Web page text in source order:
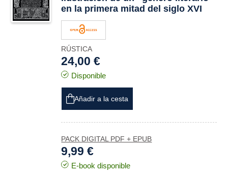
en la primera mitad del siglo XVI
RÚSTICA
24,00 €
Disponible
Añadir a la cesta
PACK DIGITAL PDF + EPUB
9,99 €
E-book disponible